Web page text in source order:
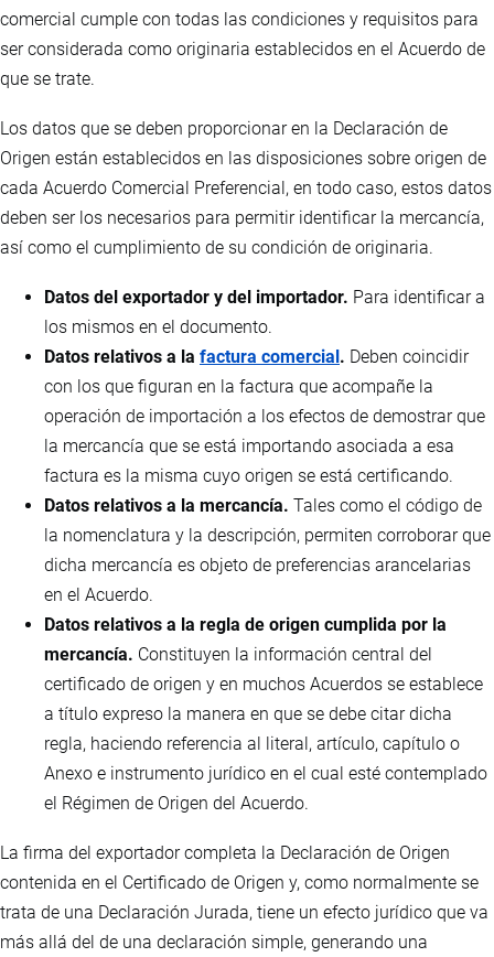
comercial cumple con todas las condiciones y requisitos para
ser considerada como originaria establecidos en el Acuerdo de
que se trate.
Los datos que se deben proporcionar en la Declaración de
Origen están establecidos en las disposiciones sobre origen de
cada Acuerdo Comercial Preferencial, en todo caso, estos datos
deben ser los necesarios para permitir identificar la mercancía,
así como el cumplimiento de su condición de originaria.
Datos del exportador y del importador. Para identificar a
los mismos en el documento.
Datos relativos a la factura comercial. Deben coincidir
con los que figuran en la factura que acompañe la
operación de importación a los efectos de demostrar que
la mercancía que se está importando asociada a esa
factura es la misma cuyo origen se está certificando.
Datos relativos a la mercancía. Tales como el código de
la nomenclatura y la descripción, permiten corroborar que
dicha mercancía es objeto de preferencias arancelarias
en el Acuerdo.
Datos relativos a la regla de origen cumplida por la
mercancía. Constituyen la información central del
certificado de origen y en muchos Acuerdos se establece
a título expreso la manera en que se debe citar dicha
regla, haciendo referencia al literal, artículo, capítulo o
Anexo e instrumento jurídico en el cual esté contemplado
el Régimen de Origen del Acuerdo.
La firma del exportador completa la Declaración de Origen
contenida en el Certificado de Origen y, como normalmente se
trata de una Declaración Jurada, tiene un efecto jurídico que va
más allá del de una declaración simple, generando una